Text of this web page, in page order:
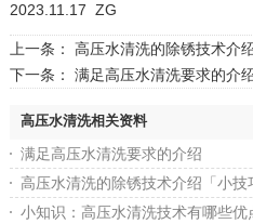
2023.11.17 ZG
上一条： 高压水清洗的除锈技术介
下一条： 满足高压水清洗要求的介
高压水清洗相关资料
满足高压水清洗要求的介绍
高压水清洗的除锈技术介绍「小技
小知识：高压水清洗技术有哪些优